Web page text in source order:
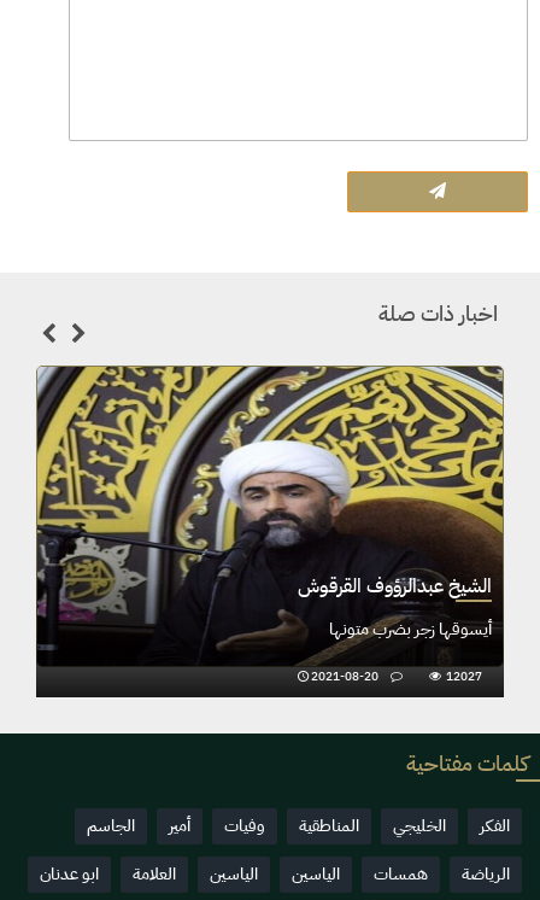
اخبار ذات صلة
الشيخ عبدالرؤوف القرقوش
أيسوقها زجر بضرب متونها
كلمات مفتاحية
الفكر الخليجي المناطقية وفيات أمير
الجاسم
الرياضة
همسات الياسين الياسين العلامة
ابو عدنان